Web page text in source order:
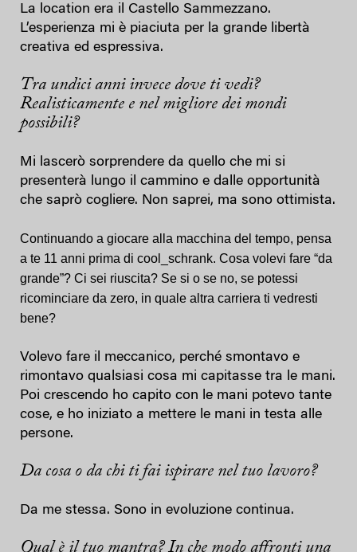
La location era il Castello Sammezzano.
L’esperienza mi è piaciuta per la grande libertà
creativa ed espressiva.
Tra undici anni invece dove ti vedi?
Realisticamente e nel migliore dei mondi
possibili?
Mi lascerò sorprendere da quello che mi si
presenterà lungo il cammino e dalle opportunità
che saprò cogliere. Non saprei, ma sono ottimista.
Continuando a giocare alla macchina del tempo, pensa
a te 11 anni prima di cool_schrank. Cosa volevi fare “da
grande”? Ci sei riuscita? Se si o se no, se potessi
ricominciare da zero, in quale altra carriera ti vedresti
bene?
Volevo fare il meccanico, perché smontavo e
rimontavo qualsiasi cosa mi capitasse tra le mani.
Poi crescendo ho capito con le mani potevo tante
cose, e ho iniziato a mettere le mani in testa alle
persone.
Da cosa o da chi ti fai ispirare nel tuo lavoro?
Da me stessa. Sono in evoluzione continua.
Qual è il tuo mantra? In che modo affronti una